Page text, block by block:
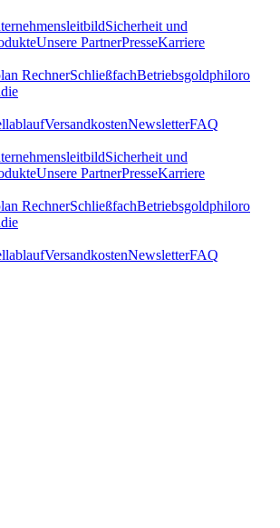
Sicherheit und
Unsere PartnerPresseKarriere
RechnerSchließfachBetriebsgoldphiloro
VersandkostenNewsletterFAQ
Sicherheit und
Unsere PartnerPresseKarriere
RechnerSchließfachBetriebsgoldphiloro
VersandkostenNewsletterFAQ